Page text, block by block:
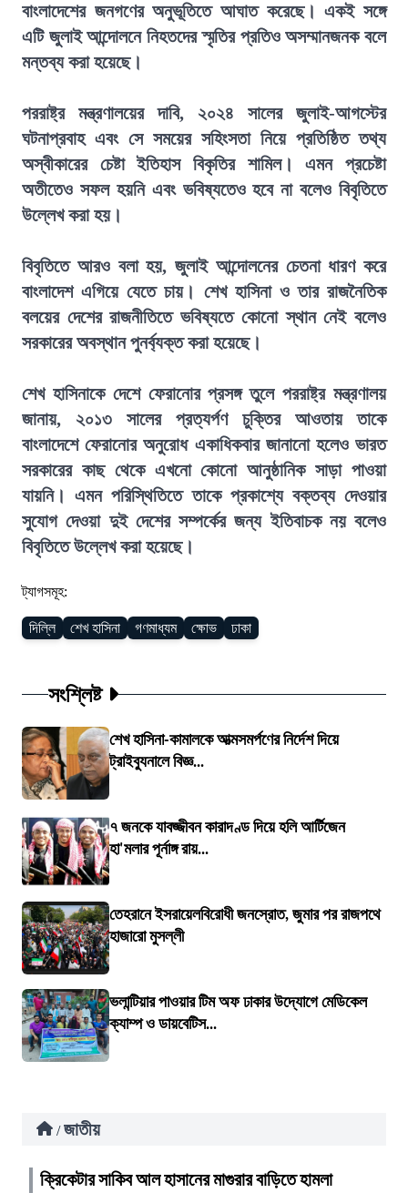
বাংলাদেশের জনগণের অনুভূতিতে আঘাত করেছে। একই সঙ্গে
এটি জুলাই আন্দোলনে নিহতদের স্মৃতির প্রতিও অসম্মানজনক বলে
মন্তব্য করা হয়েছে।
পররাষ্ট্র মন্ত্রণালয়ের দাবি, ২০২৪ সালের জুলাই-আগস্টের
ঘটনাপ্রবাহ এবং সে সময়ের সহিংসতা নিয়ে প্রতিষ্ঠিত তথ্য
অস্বীকারের চেষ্টা ইতিহাস বিকৃতির শামিল। এমন প্রচেষ্টা
অতীতেও সফল হয়নি এবং ভবিষ্যতেও হবে না বলেও বিবৃতিতে
উল্লেখ করা হয়।
বিবৃতিতে আরও বলা হয়, জুলাই আন্দোলনের চেতনা ধারণ করে
বাংলাদেশ এগিয়ে যেতে চায়। শেখ হাসিনা ও তার রাজনৈতিক
বলয়ের দেশের রাজনীতিতে ভবিষ্যতে কোনো স্থান নেই বলেও
সরকারের অবস্থান পুনর্ব্যক্ত করা হয়েছে।
শেখ হাসিনাকে দেশে ফেরানোর প্রসঙ্গ তুলে পররাষ্ট্র মন্ত্রণালয়
জানায়, ২০১৩ সালের প্রত্যর্পণ চুক্তির আওতায় তাকে
বাংলাদেশে ফেরানোর অনুরোধ একাধিকবার জানানো হলেও ভারত
সরকারের কাছ থেকে এখনো কোনো আনুষ্ঠানিক সাড়া পাওয়া
যায়নি। এমন পরিস্থিতিতে তাকে প্রকাশ্যে বক্তব্য দেওয়ার
সুযোগ দেওয়া দুই দেশের সম্পর্কের জন্য ইতিবাচক নয় বলেও
বিবৃতিতে উল্লেখ করা হয়েছে।
ট্যাগসমূহ:
দিল্লি শেখ হাসিনা গণমাধ্যম ক্ষোভ ঢাকা
সংশ্লিষ্ট
শেখ হাসিনা-কামালকে আত্মসমর্পণের নির্দেশ দিয়ে
ট্রাইব্যুনালে বিজ্ঞ...
৭ জনকে যাবজ্জীবন কারাদণ্ড দিয়ে হলি আর্টিজেন
হা'মলার পূর্নাঙ্গ রায়...
তেহরানে ইসরায়েলবিরোধী জনস্রোত, জুমার পর রাজপথে
হাজারো মুসল্লী
ভলান্টিয়ার পাওয়ার টিম অফ ঢাকার উদ্যোগে মেডিকেল
ক্যাম্প ও ডায়বেটিস...
/ জাতীয়
ক্রিকেটার সাকিব আল হাসানের মাগুরার বাড়িতে হামলা